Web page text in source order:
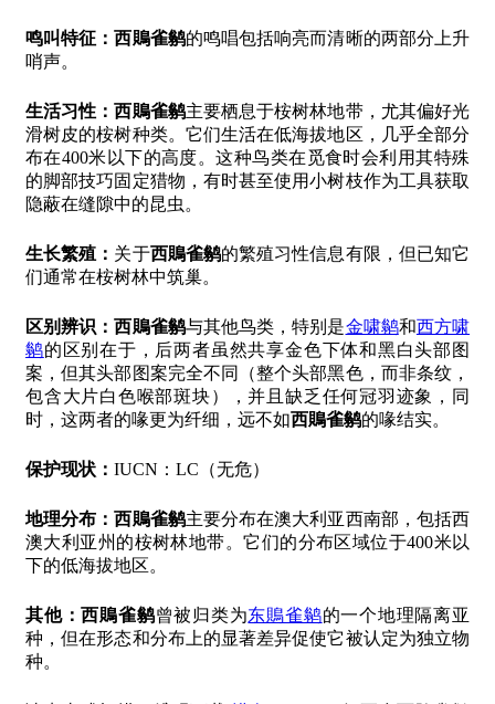
鸣叫特征：西鵙雀鹟的鸣唱包括响亮而清晰的两部分上升
哨声。
生活习性：西鵙雀鹟主要栖息于桉树林地带，尤其偏好光
滑树皮的桉树种类。它们生活在低海拔地区，几乎全部分
布在400米以下的高度。这种鸟类在觅食时会利用其特殊
的脚部技巧固定猎物，有时甚至使用小树枝作为工具获取
隐蔽在缝隙中的昆虫。
生长繁殖： 关于西鵙雀鹟的繁殖习性信息有限，但已知它
们通常在桉树林中筑巢。
区别辨识：西鵙雀鹟与其他鸟类，特别是金啸鹟和西方啸
鹟的区别在于，后两者虽然共享金色下体和黑白头部图
案，但其头部图案完全不同（整个头部黑色，而非条纹，
包含大片白色喉部斑块），并且缺乏任何冠羽迹象，同
时，这两者的喙更为纤细，远不如西鵙雀鹟的喙结实。
保护现状： IUCN：LC（无危）
地理分布：西鵙雀鹟主要分布在澳大利亚西南部，包括西
澳大利亚州的桉树林地带。它们的分布区域位于400米以
下的低海拔地区。
其他：西鵙雀鹟曾被归类为东鵙雀鹟的一个地理隔离亚
种，但在形态和分布上的显著差异促使它被认定为独立物
种。